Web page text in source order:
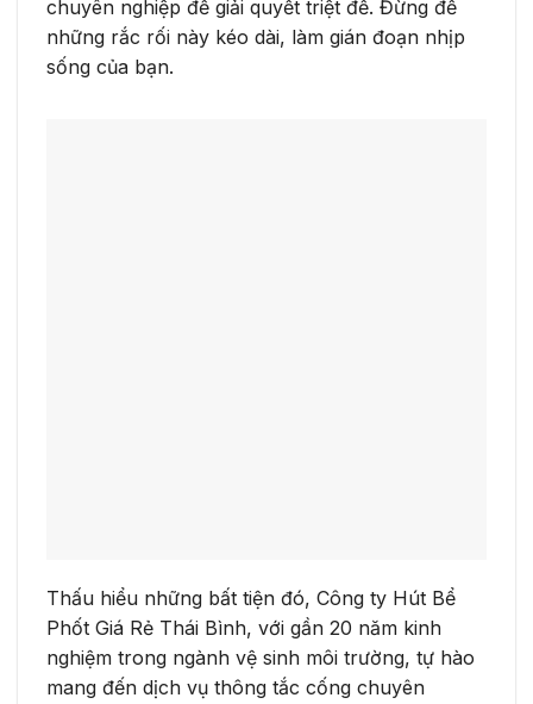
chuyên nghiệp để giải quyết triệt để. Đừng để
những rắc rối này kéo dài, làm gián đoạn nhịp
sống của bạn.
Thấu hiểu những bất tiện đó, Công ty Hút Bể
Phốt Giá Rẻ Thái Bình, với gần 20 năm kinh
nghiệm trong ngành vệ sinh môi trường, tự hào
mang đến dịch vụ thông tắc cống chuyên